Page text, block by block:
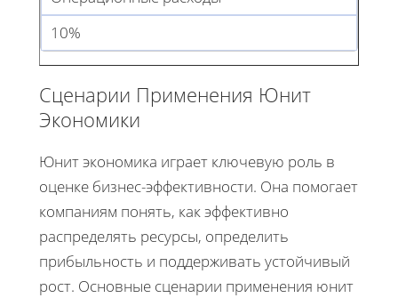
10%
Сценарии Применения Юнит
Экономики
Юнит экономика играет ключевую роль в
оценке бизнес-эффективности. Она помогает
компаниям понять, как эффективно
распределять ресурсы, определить
прибыльность и поддерживать устойчивый
рост. Основные сценарии применения юнит